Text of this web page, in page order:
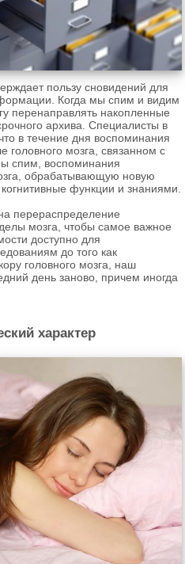
пользу сновидений для
Когда мы спим и видим
перенаправлять накопленные
архива. Специалисты в
в течение дня воспоминания
головного мозга, связанном с
спим, воспоминания
обрабатывающую новую
функции и знаниями.
перераспределение
мозга, чтобы самое важное
доступно для
до того как
головного мозга, наш
день заново, причем иногда
характер